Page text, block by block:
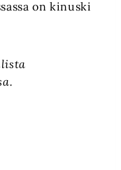
on kinuski